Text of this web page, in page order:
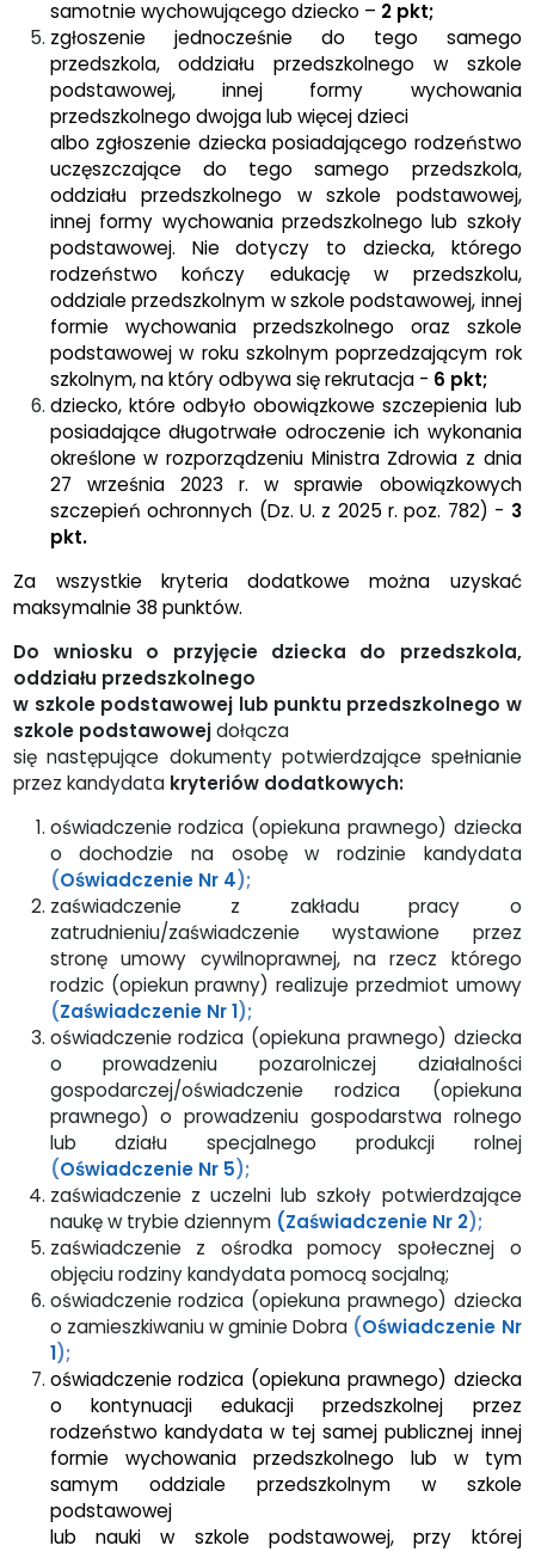
samotnie wychowującego dziecko – 2 pkt;
zgłoszenie jednocześnie do tego samego
przedszkola, oddziału przedszkolnego w szkole
podstawowej, innej formy wychowania
przedszkolnego dwojga lub więcej dzieci
albo zgłoszenie dziecka posiadającego rodzeństwo
uczęszczające do tego samego przedszkola,
oddziału przedszkolnego w szkole podstawowej,
innej formy wychowania przedszkolnego lub szkoły
podstawowej. Nie dotyczy to dziecka, którego
rodzeństwo kończy edukację w przedszkolu,
oddziale przedszkolnym w szkole podstawowej, innej
formie wychowania przedszkolnego oraz szkole
podstawowej w roku szkolnym poprzedzającym rok
szkolnym, na który odbywa się rekrutacja - 6 pkt;
dziecko, które odbyło obowiązkowe szczepienia lub
posiadające długotrwałe odroczenie ich wykonania
określone w rozporządzeniu Ministra Zdrowia z dnia
27 września 2023 r. w sprawie obowiązkowych
szczepień ochronnych (Dz. U. z 2025 r. poz. 782) - 3
pkt.
Za wszystkie kryteria dodatkowe można uzyskać
maksymalnie 38 punktów.
Do wniosku o przyjęcie dziecka do przedszkola,
oddziału przedszkolnego
w szkole podstawowej lub punktu przedszkolnego w
szkole podstawowejdołącza
się następujące dokumenty potwierdzające spełnianie
przez kandydata kryteriów dodatkowych:
oświadczenie rodzica (opiekuna prawnego) dziecka
o dochodzie na osobę w rodzinie kandydata
(Oświadczenie Nr 4);
zaświadczenie z zakładu pracy o
zatrudnieniu/zaświadczenie wystawione przez
stronę umowy cywilnoprawnej, na rzecz którego
rodzic (opiekun prawny) realizuje przedmiot umowy
(Zaświadczenie Nr 1);
oświadczenie rodzica (opiekuna prawnego) dziecka
o prowadzeniu pozarolniczej działalności
gospodarczej/oświadczenie rodzica (opiekuna
prawnego) o prowadzeniu gospodarstwa rolnego
lub działu specjalnego produkcji rolnej
(Oświadczenie Nr 5);
zaświadczenie z uczelni lub szkoły potwierdzające
naukę w trybie dziennym (Zaświadczenie Nr 2);
zaświadczenie z ośrodka pomocy społecznej o
objęciu rodziny kandydata pomocą socjalną;
oświadczenie rodzica (opiekuna prawnego) dziecka
o zamieszkiwaniu w gminie Dobra (Oświadczenie Nr
1);
oświadczenie rodzica (opiekuna prawnego) dziecka
o kontynuacji edukacji przedszkolnej przez
rodzeństwo kandydata w tej samej publicznej innej
formie wychowania przedszkolnego lub w tym
samym oddziale przedszkolnym w szkole
podstawowej
lub nauki w szkole podstawowej, przy której